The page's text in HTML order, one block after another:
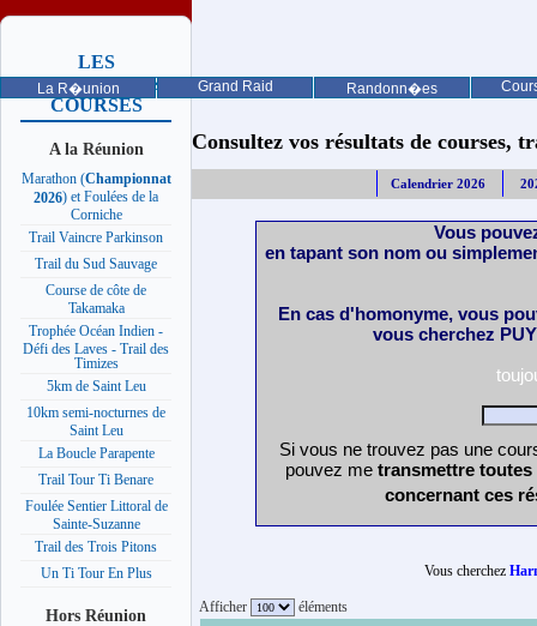
La R�union Grand Raid Randonn�es
LES
PROCHAINES
COURSES
A la Réunion
Marathon (Championnat
2026) et Foulées de la
Corniche
Trail Vaincre Parkinson
Trail du Sud Sauvage
Course de côte de
Takamaka
Trophée Océan Indien -
Défi des Laves - Trail des
Timizes
5km de Saint Leu
10km semi-nocturnes de
Saint Leu
La Boucle Parapente
Trail Tour Ti Benare
Foulée Sentier Littoral de
Sainte-Suzanne
Trail des Trois Pitons
Un Ti Tour En Plus
Hors Réunion
Consultez vos résultats de courses,
Calendrier 2026
Vous
en tapant son nom ou
En cas d'homonyme, vous
vous cherchez
Si vous ne trouvez pas une
pouvez me transmettre
concernant ces
Vous cherchez
Afficher éléments